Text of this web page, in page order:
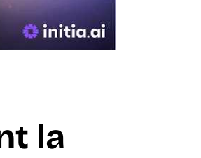
la